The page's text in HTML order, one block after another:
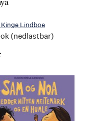
Kinge Lindboe
(nedlastbar)